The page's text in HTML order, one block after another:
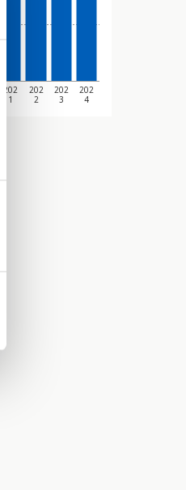
202
1
202
2
202
3
202
4